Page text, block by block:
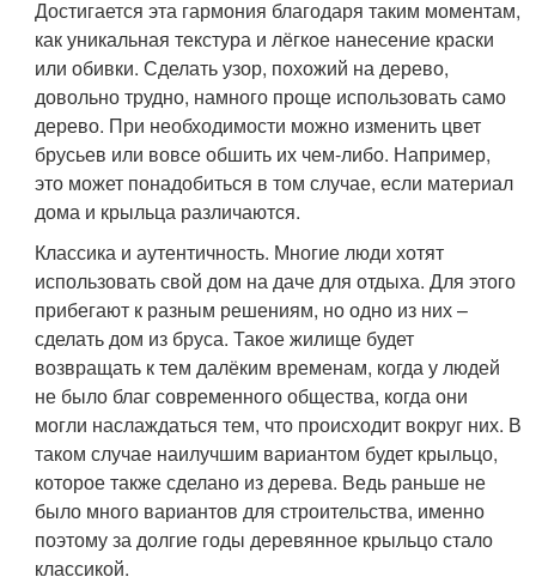
Достигается эта гармония благодаря таким моментам,
как уникальная текстура и лёгкое нанесение краски
или обивки. Сделать узор, похожий на дерево,
довольно трудно, намного проще использовать само
дерево. При необходимости можно изменить цвет
брусьев или вовсе обшить их чем-либо. Например,
это может понадобиться в том случае, если материал
дома и крыльца различаются.
Классика и аутентичность. Многие люди хотят
использовать свой дом на даче для отдыха. Для этого
прибегают к разным решениям, но одно из них –
сделать дом из бруса. Такое жилище будет
возвращать к тем далёким временам, когда у людей
не было благ современного общества, когда они
могли наслаждаться тем, что происходит вокруг них. В
таком случае наилучшим вариантом будет крыльцо,
которое также сделано из дерева. Ведь раньше не
было много вариантов для строительства, именно
поэтому за долгие годы деревянное крыльцо стало
классикой.